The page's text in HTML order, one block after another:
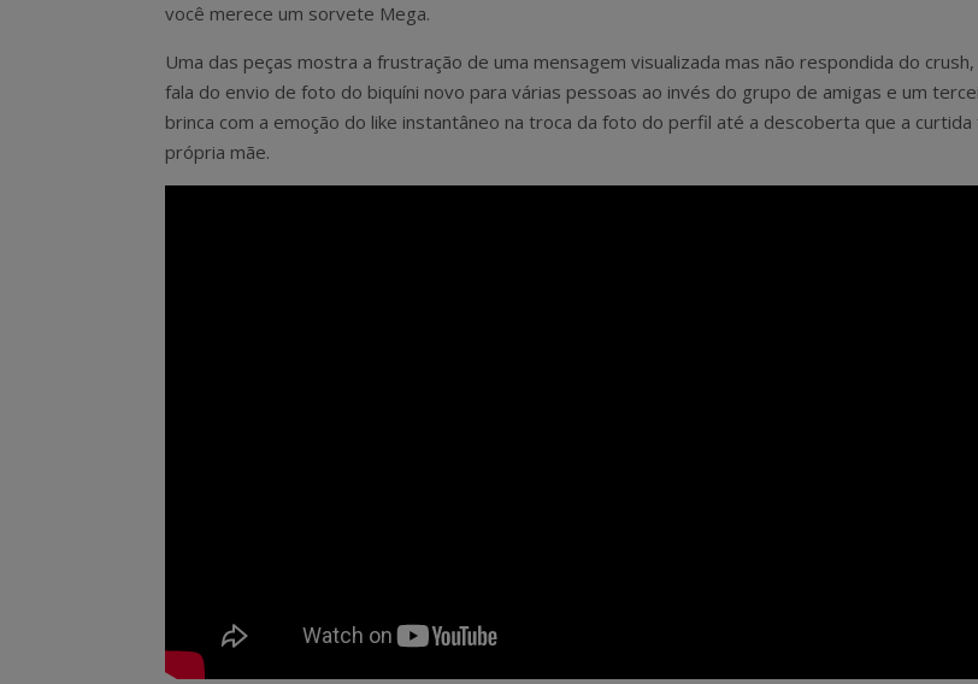
você merece um sorvete Mega.
Uma das peças mostra a frustração de uma mensagem visualizada mas não respondida do
fala do envio de foto do biquíni novo para várias pessoas ao invés do grupo de amigas e um
brinca com a emoção do like instantâneo na troca da foto do perfil até a descoberta que a curtida
própria mãe.